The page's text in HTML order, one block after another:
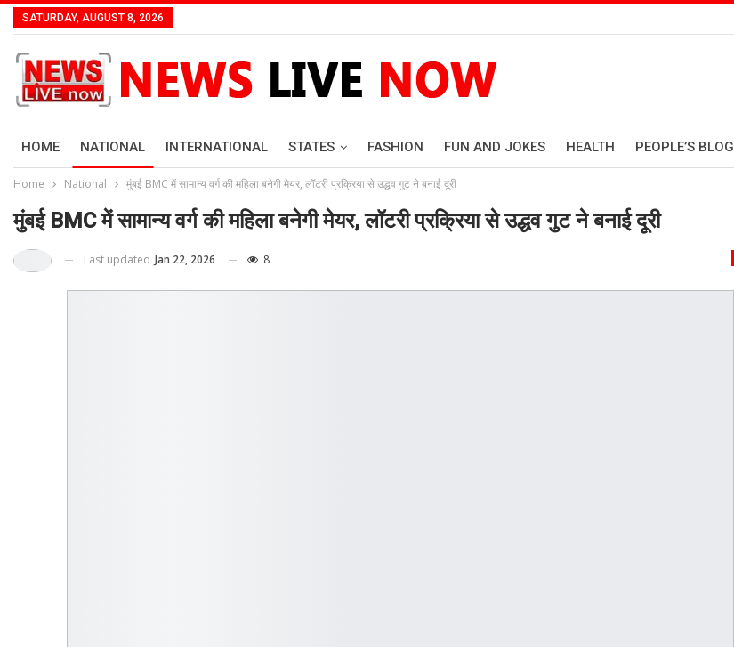
SATURDAY, AUGUST 8, 2026
HOME NATIONAL INTERNATIONAL STATES FASHION FUN AND JOKES HEALTH PEOPLE’S BLOG
Home National मुंबई BMC में सामान्य वर्ग की महिला बनेगी मेयर, लॉटरी प्रक्रिया से उद्धव गुट ने बनाई दूरी
मुंबई BMC में सामान्य वर्ग की महिला बनेगी मेयर, लॉटरी प्रक्रिया से उद्धव गुट ने बनाई दूरी
Last updated Jan 22, 2026 8